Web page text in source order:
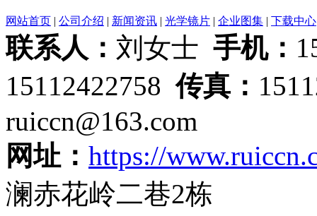
网站首页 | 公司介绍 | 新闻资讯 | 光学镜片 | 企业图集 | 下载中心
联系人： 刘女士 手机：
15112422758传真：
ruiccn@163.com
网址： https://
澜赤花岭二巷2栋